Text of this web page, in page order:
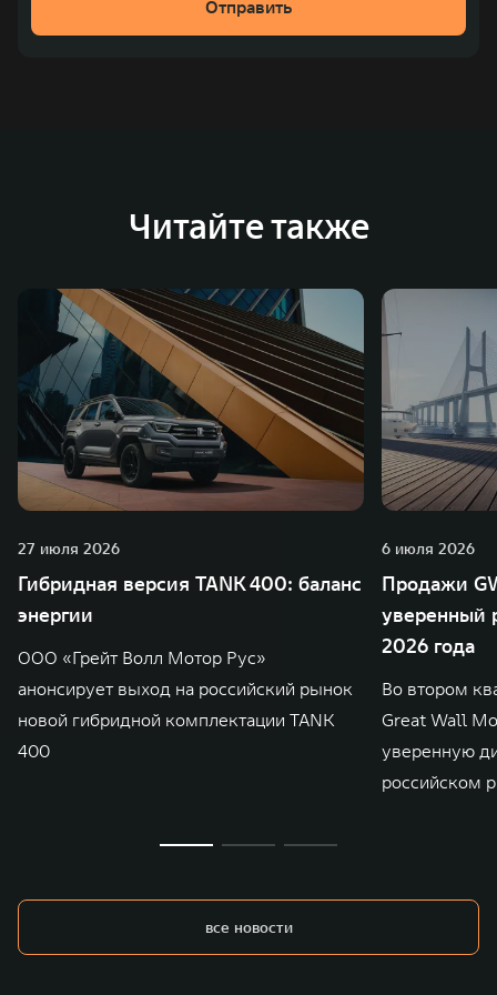
Отправить
Читайте также
27 июля 2026
Гибридная версия TANK 400: баланс
энергии
ООО «Грейт Волл Мотор Рус»
анонсирует выход на российский рынок
новой гибридной комплектации TANK
400
6 июля 2026
Продажи
уверенный
2026 года
Во втором
Great Wall
уверенную
российском
все новости